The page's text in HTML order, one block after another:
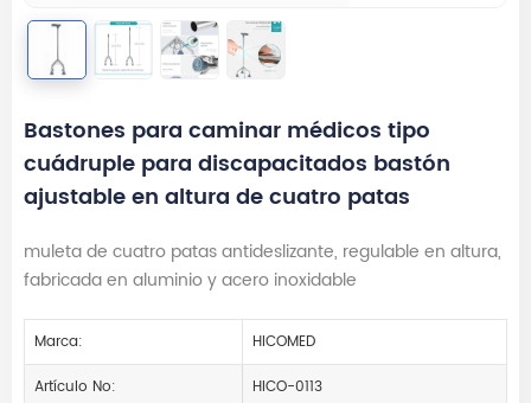
Bastones para caminar médicos tipo
cuádruple para discapacitados bastón
ajustable en altura de cuatro patas
muleta de cuatro patas antideslizante, regulable en altura,
fabricada en aluminio y acero inoxidable
Marca:
HICOMED
Artículo No:
HICO-0113